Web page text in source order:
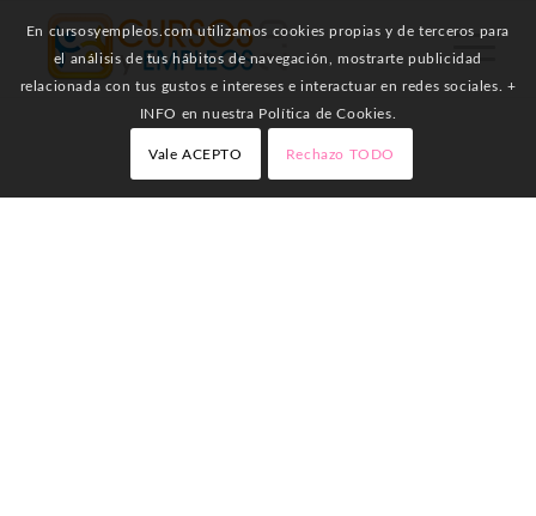
En cursosyempleos.com utilizamos cookies propias y de terceros para
el análisis de tus hábitos de navegación, mostrarte publicidad
relacionada con tus gustos e intereses e interactuar en redes sociales. +
INFO en nuestra Política de Cookies.
Vale ACEPTO Rechazo TODO